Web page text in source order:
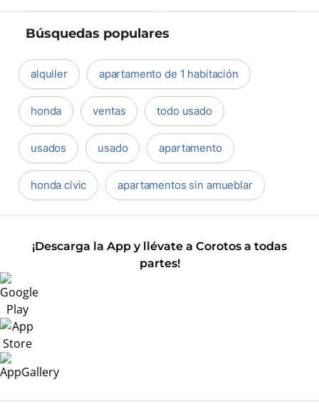
Búsquedas populares
alquiler apartamento de 1 habitación
honda ventas todo usado
usados usado apartamento
honda civic apartamentos sin amueblar
¡Descarga la App y llévate a Corotos a todas
partes!